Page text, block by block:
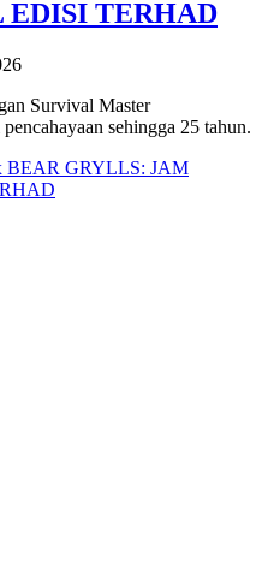
EDISI TERHAD
Survival Master
sehingga 25 tahun.
BEAR GRYLLS: JAM